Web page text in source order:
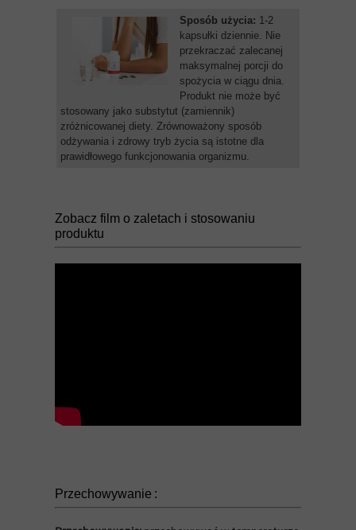
Sposób użycia: 1-2
kapsułki dziennie. Nie
przekraczać zalecanej
maksymalnej porcji do
spożycia w ciągu dnia.
Produkt nie może być
stosowany jako substytut (zamiennik)
zróżnicowanej diety. Zrównoważony sposób
odżywania i zdrowy tryb życia są istotne dla
prawidłowego funkcjonowania organizmu.
Zobacz film o zaletach i stosowaniu
produktu
Przechowywanie :